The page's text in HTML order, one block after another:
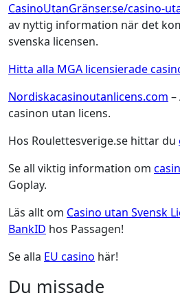
CasinoUtanGränser.se/casino-
av nyttig information när det
svenska licensen.
Hitta alla MGA licensierade
Nordiskacasinoutanlicens.com
casinon utan licens.
Hos Roulettesverige.se hittar du
Se all viktig information om
Goplay.
Läs allt om Casino utan Svensk
BankID hos Passagen!
Se alla EU casino här!
Du missade